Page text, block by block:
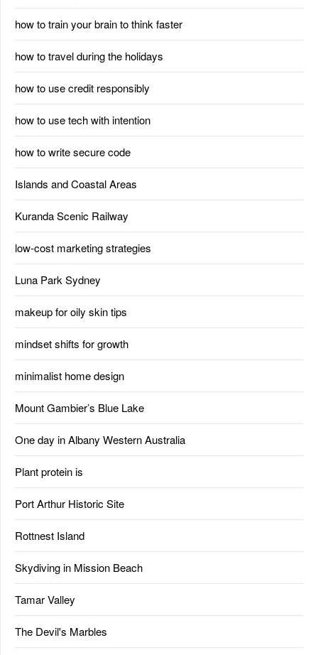
how to train your brain to think faster
how to travel during the holidays
how to use credit responsibly
how to use tech with intention
how to write secure code
Islands and Coastal Areas
Kuranda Scenic Railway
low-cost marketing strategies
Luna Park Sydney
makeup for oily skin tips
mindset shifts for growth
minimalist home design
Mount Gambier’s Blue Lake
One day in Albany Western Australia
Plant protein is
Port Arthur Historic Site
Rottnest Island
Skydiving in Mission Beach
Tamar Valley
The Devil's Marbles